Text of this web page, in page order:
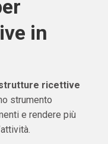
in
strutture ricettive
strumento
e rendere più